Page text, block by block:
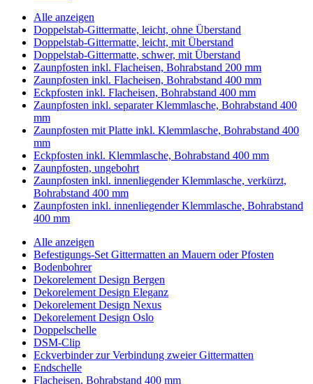
Alle anzeigen
Doppelstab-Gittermatte, leicht, ohne Überstand
Doppelstab-Gittermatte, leicht, mit Überstand
Doppelstab-Gittermatte, schwer, mit Überstand
Zaunpfosten inkl. Flacheisen, Bohrabstand 200 mm
Zaunpfosten inkl. Flacheisen, Bohrabstand 400 mm
Eckpfosten inkl. Flacheisen, Bohrabstand 400 mm
Zaunpfosten inkl. separater Klemmlasche, Bohrabstand 400
mm
Zaunpfosten mit Platte inkl. Klemmlasche, Bohrabstand 400
mm
Eckpfosten inkl. Klemmlasche, Bohrabstand 400 mm
Zaunpfosten, ungebohrt
Zaunpfosten inkl. innenliegender Klemmlasche, verkürzt,
Bohrabstand 400 mm
Zaunpfosten inkl. innenliegender Klemmlasche, Bohrabstand
400 mm
Alle anzeigen
Befestigungs-Set Gittermatten an Mauern oder Pfosten
Bodenbohrer
Dekorelement Design Bergen
Dekorelement Design Eleganz
Dekorelement Design Nexus
Dekorelement Design Oslo
Doppelschelle
DSM-Clip
Eckverbinder zur Verbindung zweier Gittermatten
Endschelle
Flacheisen, Bohrabstand 400 mm